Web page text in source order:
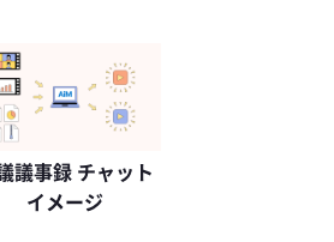
議事録 チャット
イメージ